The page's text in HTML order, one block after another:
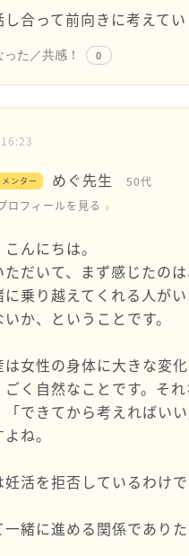
し合って前向きに考えて
た／共感！ 0
メンター めぐ先生
50代
ロフィールを見る
んにちは。
だいて、まず感じたの
に乗り越えてくれる人が
か、ということです。
女性の身体に大きな変
ごく自然なことです。そ
「できてから考えればい
ね。
活を拒否しているわけで
一緒に進める関係でありた